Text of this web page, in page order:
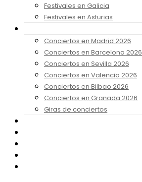
Festivales en Galicia
Festivales en Asturias
Conciertos en Madrid 2026
Conciertos en Barcelona 2026
Conciertos en Sevilla 2026
Conciertos en Valencia 2026
Conciertos en Bilbao 2026
Conciertos en Granada 2026
Giras de conciertos